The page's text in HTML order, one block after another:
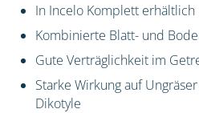
In Incelo Komplett erhältlich
Kombinierte Blatt- und
Gute Verträglichkeit im
Starke Wirkung auf
Dikotyle